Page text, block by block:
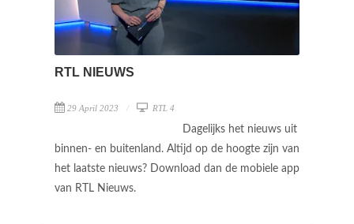
RTL NIEUWS
29 April 2023 RTL 4
Dagelijks het nieuws uit
binnen- en buitenland. Altijd op de hoogte zijn van
het laatste nieuws? Download dan de mobiele app
van RTL Nieuws.